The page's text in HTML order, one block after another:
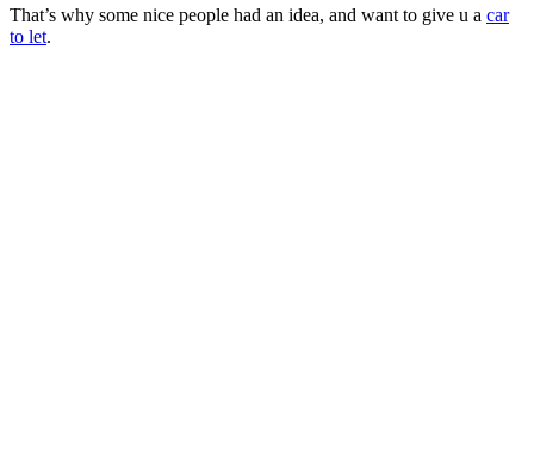
That’s why some nice people had an idea, and want to give u a car
to let.